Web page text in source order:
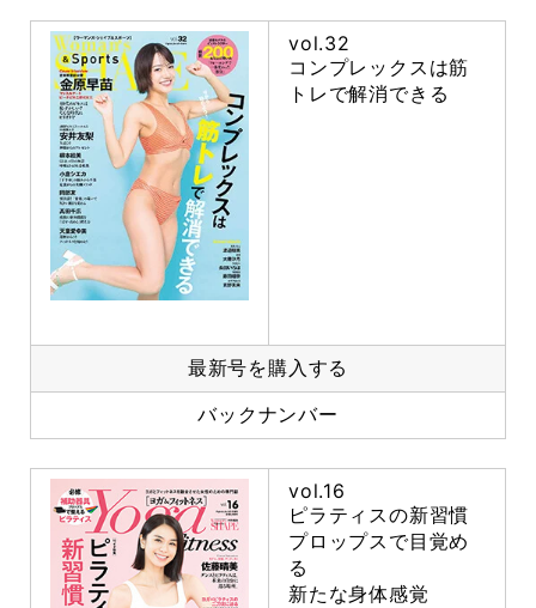
vol.32
コンプレックスは筋
トレで解消できる
最新号を購入する
バックナンバー
vol.16
ピラティスの新習慣
プロップスで目覚め
る
新たな身体感覚